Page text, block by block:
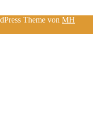
Theme von MH